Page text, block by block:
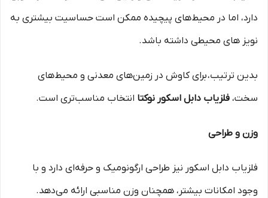
دارد، اما در محیط‌های پیچیده ممکن است حساسیت بیشتری به
نویز های محیطی داشته باشد.
بدین ترتیب، برای کاوش در زمین‌های معدنی و محیط‌های
سخت، فلزیاب دابل اسکور نوکتا انتخاب مناسب‌تری است.
وزن و طراحی
فلزیاب دابل اسکور نیز طراحی ارگونومیک و حرفه‌ای دارد و با
وجود امکانات بیشتر، همچنان وزن مناسبی ارائه می‌دهد.